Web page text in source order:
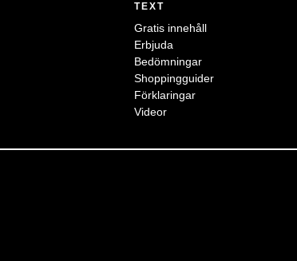
TEXT
Gratis innehåll
Erbjuda
Bedömningar
Shoppingguider
Förklaringar
Videor